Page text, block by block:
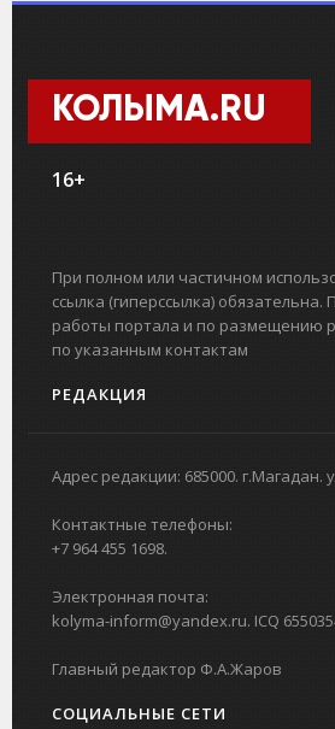
КОЛЫМА.RU
16+
При полном или частичном
ссылка (гиперссылка) обязательна.
работы портала и по размещению
по указанным контактам
РЕДАКЦИЯ
Адрес редакции: 685000. г.Магадан.
Контактные телефоны:
+7 964 455 1698.
Электронная почта:
kolyma-inform@yandex.ru. ICQ
Главный редактор Ф.А.Жаров
СОЦИАЛЬНЫЕ СЕТИ